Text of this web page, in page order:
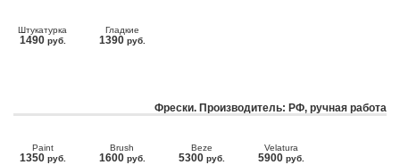
Штукатурка
1490 руб.
Гладкие
1390 руб.
Фрески. Производитель: РФ, ручная работа
Paint
1350 руб.
Brush
1600 руб.
Beze
5300 руб.
Velatura
5900 руб.